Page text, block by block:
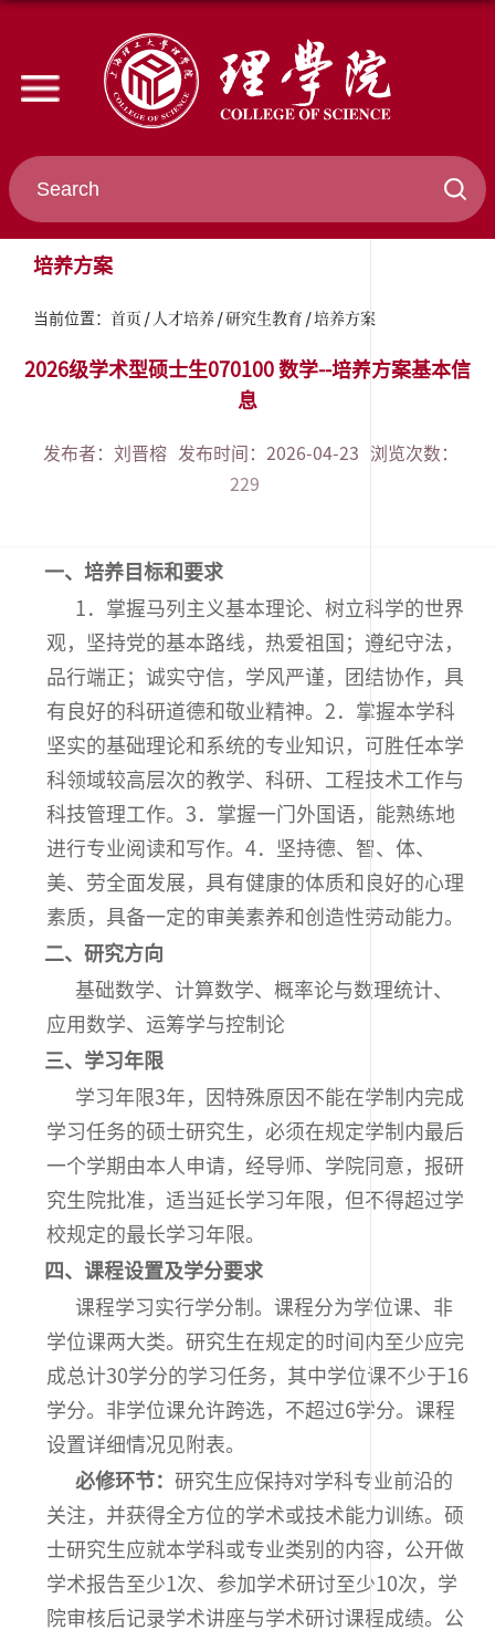
培养方案
当前位置： 首页 人才培养 研究生教育 培养方案
2026级学术型硕士生070100 数学--培养方案基本信
息
发布者：刘晋榕 发布时间：2026-04-23
浏览次数：
229
一、培养目标和要求
1．掌握马列主义基本理论、树立科学的世界
观，坚持党的基本路线，热爱祖国；遵纪守法，
品行端正；诚实守信，学风严谨，团结协作，具
有良好的科研道德和敬业精神。2．掌握本学科
坚实的基础理论和系统的专业知识，可胜任本学
科领域较高层次的教学、科研、工程技术工作与
科技管理工作。3．掌握一门外国语，能熟练地
进行专业阅读和写作。4．坚持德、智、体、
美、劳全面发展，具有健康的体质和良好的心理
素质，具备一定的审美素养和创造性劳动能力。
二、研究方向
基础数学、计算数学、概率论与数理统计、
应用数学、运筹学与控制论
三、学习年限
学习年限3年，因特殊原因不能在学制内完成
学习任务的硕士研究生，必须在规定学制内最后
一个学期由本人申请，经导师、学院同意，报研
究生院批准，适当延长学习年限，但不得超过学
校规定的最长学习年限。
四、课程设置及学分要求
课程学习实行学分制。课程分为学位课、非
学位课两大类。研究生在规定的时间内至少应完
成总计30学分的学习任务，其中学位课不少于16
学分。非学位课允许跨选，不超过6学分。课程
设置详细情况见附表。
必修环节： 研究生应保持对学科专业前沿的
关注，并获得全方位的学术或技术能力训练。硕
士研究生应就本学科或专业类别的内容，公开做
学术报告至少1次、参加学术研讨至少10次，学
院审核后记录学术讲座与学术研讨课程成绩。公